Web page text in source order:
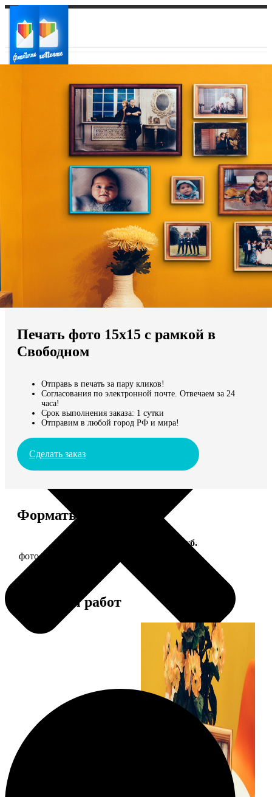
Ваш регион доставки
Выберите из списка:
Мы доставляем по всему миру
Продолжить без города
Печать фото 15х15 с рамкой в
Свободном
Отправь в печать за пару кликов!
Согласования по электронной почте. Отвечаем за 24
часа!
Срок выполнения заказа: 1 сутки
Отправим в любой город РФ и мира!
Сделать заказ
Форматы и цены
Цена, руб.
фото 15х15 в деревянной рамке
Примеры работ